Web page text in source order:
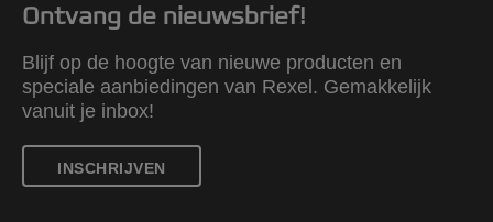
Ontvang de nieuwsbrief!
Blijf op de hoogte van nieuwe producten en
speciale aanbiedingen van Rexel. Gemakkelijk
vanuit je inbox!
INSCHRIJVEN